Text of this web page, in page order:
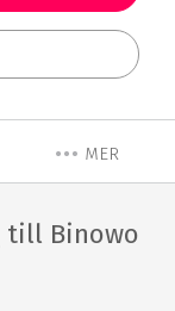
MER
till Binowo